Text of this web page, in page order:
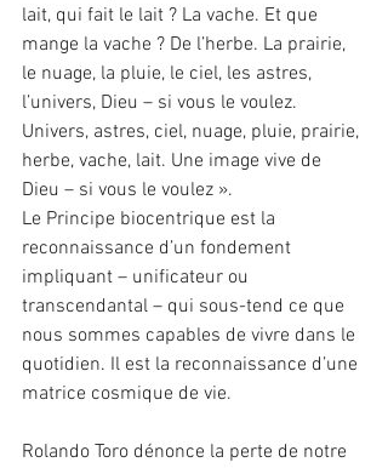
lait, qui fait le lait ? La vache. Et que
mange la vache ? De l’herbe. La prairie,
le nuage, la pluie, le ciel, les astres,
l’univers, Dieu – si vous le voulez.
Univers, astres, ciel, nuage, pluie, prairie,
herbe, vache, lait. Une image vive de
Dieu – si vous le voulez ».
Le Principe biocentrique est la
reconnaissance d’un fondement
impliquant – unificateur ou
transcendantal – qui sous-tend ce que
nous sommes capables de vivre dans le
quotidien. Il est la reconnaissance d’une
matrice cosmique de vie.
Rolando Toro dénonce la perte de notre